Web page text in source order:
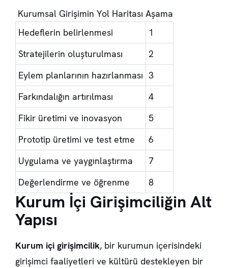
Kurumsal Girişimin Yol Haritası Aşama
Hedeflerin belirlenmesi
1
Stratejilerin oluşturulması
2
Eylem planlarının hazırlanması 3
Farkındalığın artırılması
4
Fikir üretimi ve inovasyon
5
Prototip üretimi ve test etme
6
Uygulama ve yaygınlaştırma
7
Değerlendirme ve öğrenme
8
Kurum İçi Girişimciliğin Alt
Yapısı
Kurum içi girişimcilik, bir kurumun içerisindeki
girişimci faaliyetleri ve kültürü destekleyen bir